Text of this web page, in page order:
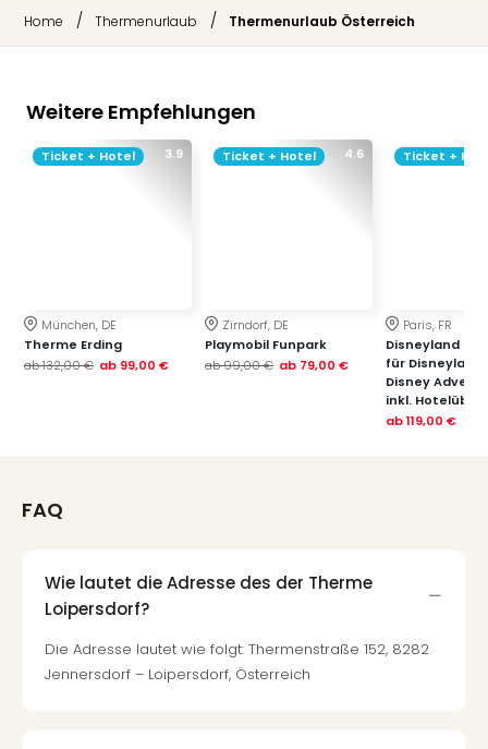
Home / Thermenurlaub / Thermenurlaub Österreich
Weitere Empfehlungen
3.9
Ticket + Hotel
München, DE
Therme Erding
ab132,00 € ab 99,00 €
4.6
Ticket + Hotel
Zirndorf, DE
Playmobil Funpark
ab99,00 € ab 79,00 €
Ticket +
Paris, FR
Disneyland
für
Disney
inkl.
ab119,00 €
FAQ
Wie lautet die Adresse des der Therme
Loipersdorf?
Die Adresse lautet wie folgt: Thermenstraße 152, 8282
Jennersdorf – Loipersdorf, Österreich